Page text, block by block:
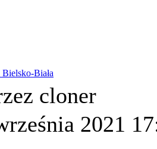
Biała
cloner
2021